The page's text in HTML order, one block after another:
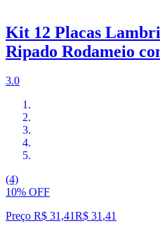
Kit 12 Placas
Ripado Rodameio
3.0
(4)
10% OFF
Preço R$ 31,41R$ 31,41